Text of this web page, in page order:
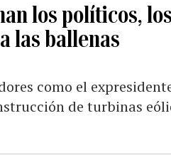
los políticos,
las ballenas
como el
de turbinas